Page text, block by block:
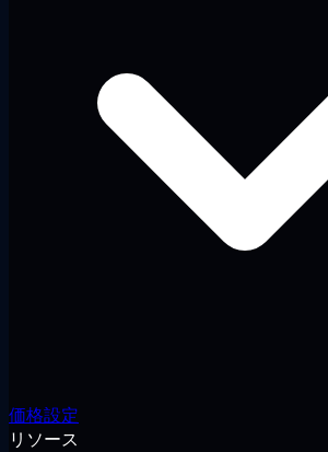
価格設定
リソース